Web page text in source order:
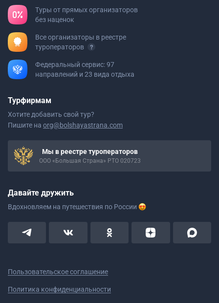
Туры от прямых организаторов
без наценок
Все организаторы в реестре
туроператоров
Федеральный сервис: 97
направлений и 23 вида отдыха
Турфирмам
Хотите добавить свой тур?
Пишите на org@bolshayastrana.com
Мы в реестре туроператоров
ООО «Большая Страна» РТО 020723
Давайте дружить
Вдохновляем на путешествия по России
Пользовательское соглашение
Политика конфиденциальности